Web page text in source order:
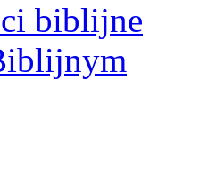
biblijne